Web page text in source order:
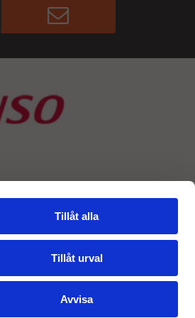
Tillåt alla
Tillåt urval
Avvisa